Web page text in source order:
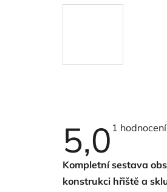
5,0 Průměrné
5,0
z
5
1 hodnocení
Kompletní sestava
konstrukci hřiště a